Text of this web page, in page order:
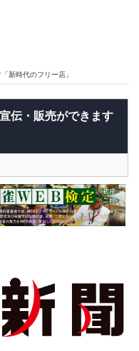
新時代のフリー店」
伝・販売ができます